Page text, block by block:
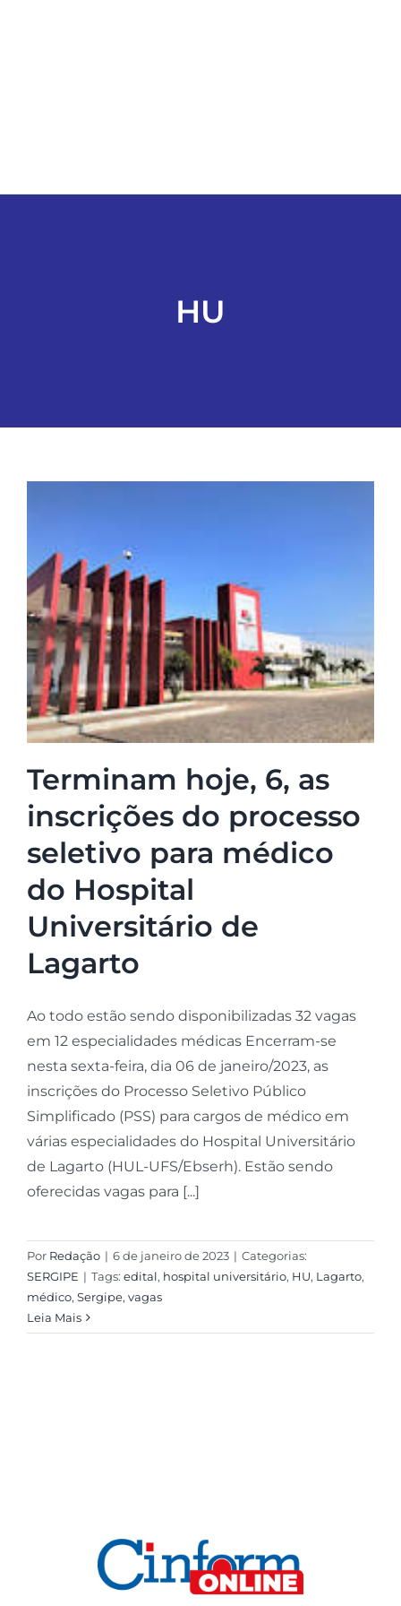
HU
Terminam hoje, 6, as
inscrições do processo
seletivo para médico
do Hospital
Universitário de
Lagarto
Ao todo estão sendo disponibilizadas 32 vagas
em 12 especialidades médicas Encerram-se
nesta sexta-feira, dia 06 de janeiro/2023, as
inscrições do Processo Seletivo Público
Simplificado (PSS) para cargos de médico em
várias especialidades do Hospital Universitário
de Lagarto (HUL-UFS/Ebserh). Estão sendo
oferecidas vagas para [...]
Por Redação | 6 de janeiro de 2023 | Categorias:
SERGIPE | Tags: edital, hospital universitário, HU, Lagarto,
médico, Sergipe, vagas
Leia Mais